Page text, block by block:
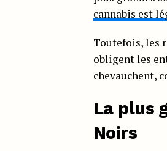
cannabis est
Toutefois, les
obligent les
chevauchent,
La plus
Noirs